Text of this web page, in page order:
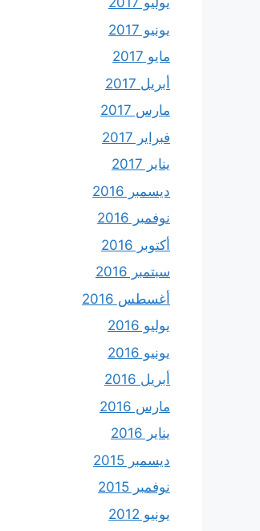
يونيو 2017
مايو 2017
أبريل 2017
مارس 2017
فبراير 2017
يناير 2017
ديسمبر 2016
نوفمبر 2016
أكتوبر 2016
سبتمبر 2016
أغسطس 2016
يوليو 2016
يونيو 2016
أبريل 2016
مارس 2016
يناير 2016
ديسمبر 2015
نوفمبر 2015
يونيو 2012